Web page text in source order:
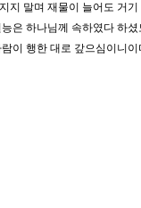
지 말며 재물이 늘어도 거
은 하나님께 속하였다 하
이 행한 대로 갚으심이니